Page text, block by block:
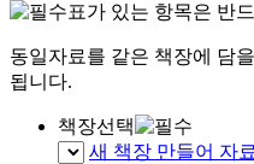
표가 있는 항목은 반
동일자료를 같은 책장에 담
됩니다.
책장선택
새 책장 만들어 자